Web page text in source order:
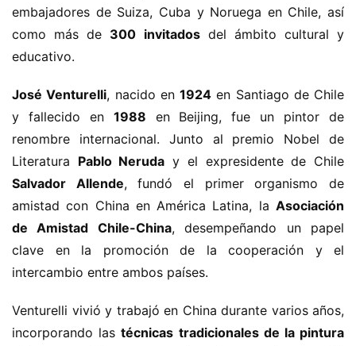
embajadores de Suiza, Cuba y Noruega en Chile, así
como más de 300 invitados del ámbito cultural y
educativo.
José Venturelli, nacido en 1924 en Santiago de Chile
y fallecido en 1988 en Beijing, fue un pintor de
renombre internacional. Junto al premio Nobel de
Literatura Pablo Neruda
Salvador Allende, fundó el primer organismo de
amistad con China en América Latina, la Asociación
de Amistad Chile-China, desempeñando un papel
clave en la promoción de la cooperación y el
intercambio entre ambos países.
Venturelli vivió y trabajó en China durante varios años,
incorporando las técnicas tradicionales de la pintura